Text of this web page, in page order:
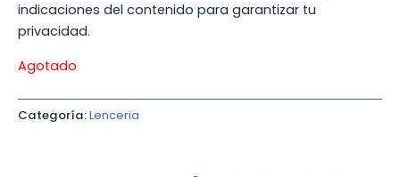
indicaciones del contenido para garantizar tu
privacidad.
Agotado
Categoría:Lenceria